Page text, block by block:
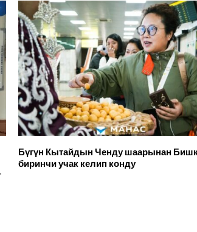
Бүгүн Кытайдын Ченду шаарынан
биринчи учак келип конду